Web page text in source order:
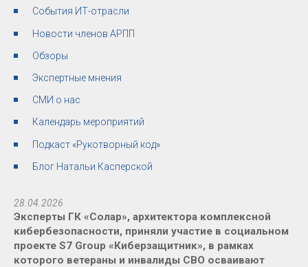
События ИТ-отрасли
Новости членов АРПП
Обзоры
Экспертные мнения
СМИ о нас
Календарь мероприятий
Подкаст «Рукотворный код»
Блог Натальи Касперской
28.04.2026
Эксперты ГК «Солар», архитектора комплексной
кибербезопасности, приняли участие в социальном
проекте S7 Group «Киберзащитник», в рамках
которого ветераны и инвалиды СВО осваивают